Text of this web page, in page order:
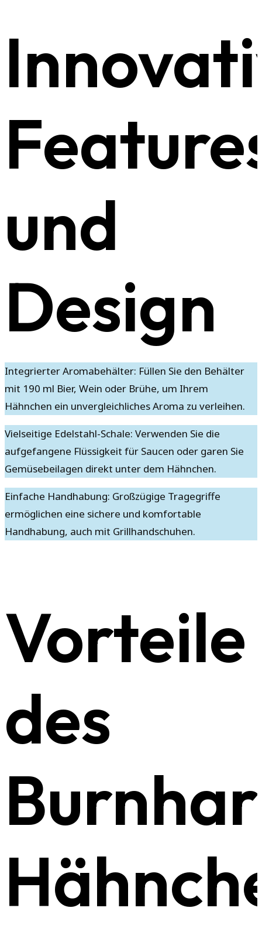
und
Design
Integrierter Aromabehälter: Füllen Sie den Behälter
mit 190 ml Bier, Wein oder Brühe, um Ihrem
Hähnchen ein unvergleichliches Aroma zu verleihen.
Vielseitige Edelstahl-Schale: Verwenden Sie die
aufgefangene Flüssigkeit für Saucen oder garen Sie
Gemüsebeilagen direkt unter dem Hähnchen.
Einfache Handhabung: Großzügige Tragegriffe
ermöglichen eine sichere und komfortable
Handhabung, auch mit Grillhandschuhen.
Vorteile
des